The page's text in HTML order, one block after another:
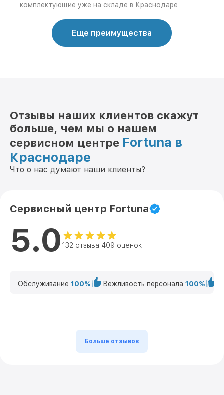
комплектующие уже на складе в Краснодаре
Еще преимущества
Отзывы наших клиентов скажут
больше, чем мы о нашем
сервисном центре Fortuna в
Краснодаре
Что о нас думают наши клиенты?
Сервисный центр Fortuna
5.0 132 отзыва 409 оценок
Обслуживание 100% Вежливость персонала 100%
Больше отзывов